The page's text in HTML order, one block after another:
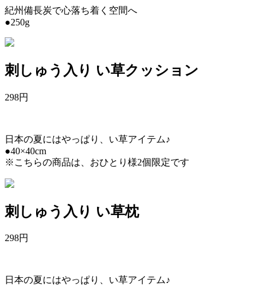
紀州備長炭で心落ち着く空間へ
●250g
刺しゅう入り い草クッション
298円
日本の夏にはやっぱり、い草アイテム♪
●40×40cm
※こちらの商品は、おひとり様2個限定です
刺しゅう入り い草枕
298円
日本の夏にはやっぱり、い草アイテム♪